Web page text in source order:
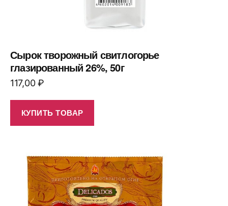
Сырок творожный свитлогорье
глазированный 26%, 50г
117,00₽
КУПИТЬ ТОВАР